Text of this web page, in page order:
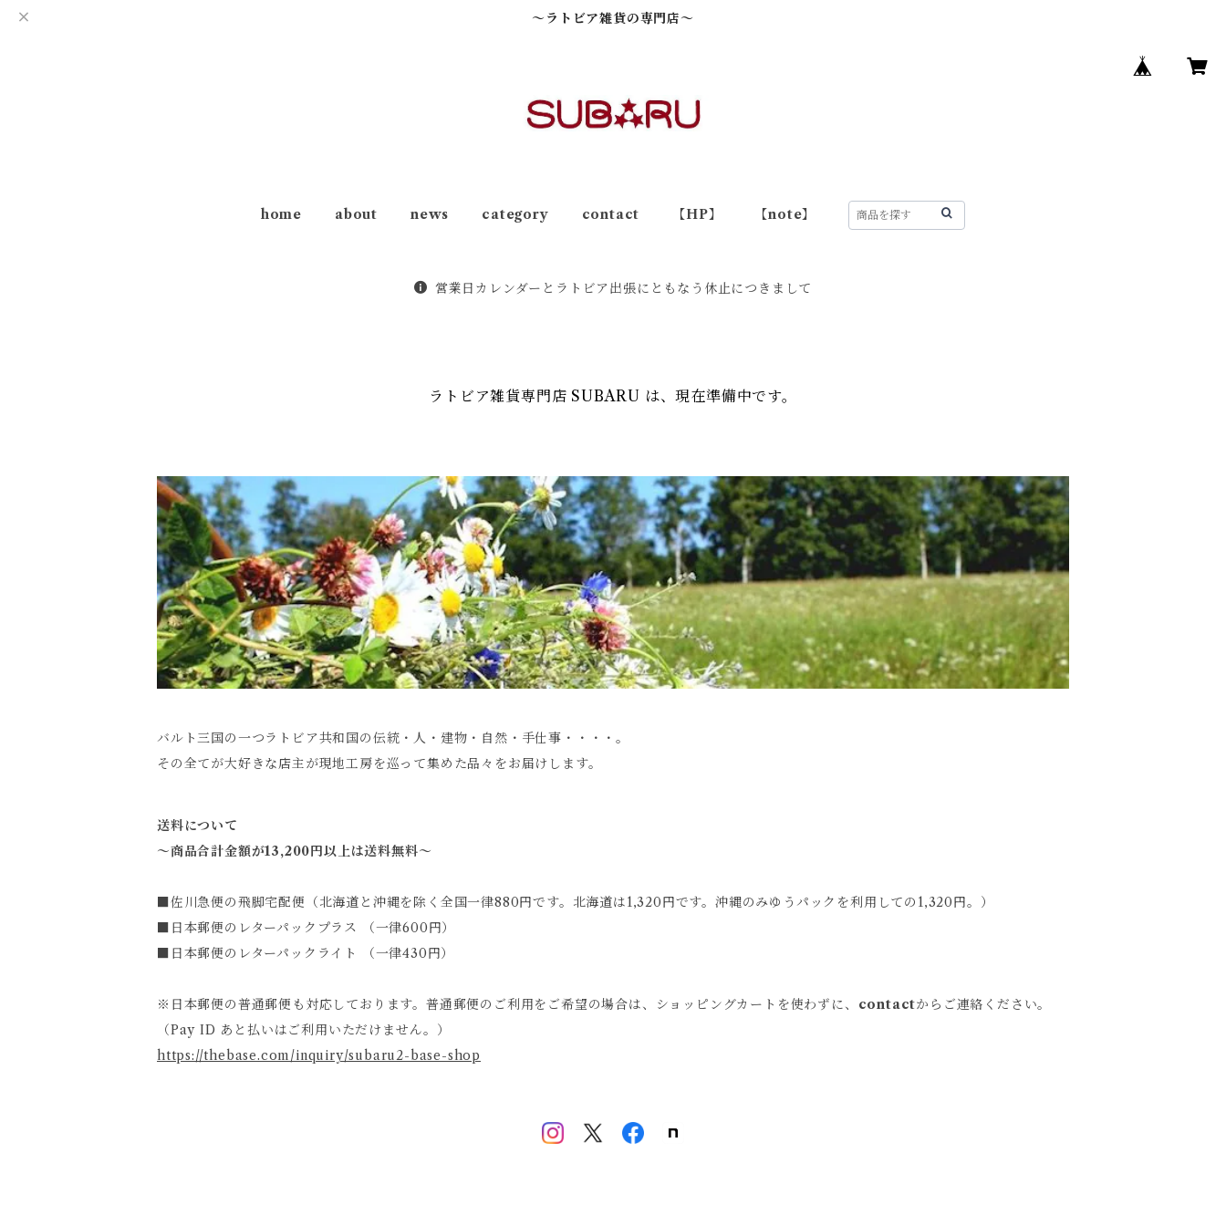
～ラトビア雑貨の専門店～
home about news category contact 【HP】 【note】
営業日カレンダーとラトビア出張にともなう休止につきまして
ラトビア雑貨専門店 SUBARU は、現在準備中です。
バルト三国の一つラトビア共和国の伝統・人・建物・自然・手仕事・・・・。
その全てが大好きな店主が現地工房を巡って集めた品々をお届けします。
送料について
～商品合計金額が13,200円以上は送料無料～
■佐川急便の飛脚宅配便（北海道と沖縄を除く全国一律880円です。北海道は1,320円です。沖縄のみゆうパックを利用しての1,320円。）
■日本郵便のレターパックプラス （一律600円）
■日本郵便のレターパックライト （一律430円）
※日本郵便の普通郵便も対応しております。普通郵便のご利用をご希望の場合は、ショッピングカートを使わずに、 contactからご連絡ください。
（Pay ID あと払いはご利用いただけません。）
https://thebase.com/inquiry/subaru2-base-shop